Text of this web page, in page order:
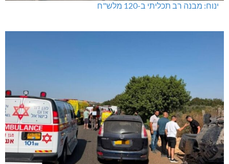
ינוח: מבנה רב תכליתי ב-120 מלש"ח